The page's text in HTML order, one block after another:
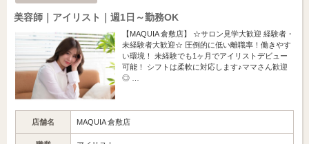
美容師｜アイリスト｜週1日～勤務OK
【MAQUIA 倉敷店】 ☆サロン見学大歓迎 経験者・
未経験者大歓迎☆ 圧倒的に低い離職率！働きやす
い環境！ 未経験でも1ヶ月でアイリストデビュー
可能！ シフトは柔軟に対応します♪ママさん歓迎
◎ …
店舗名 MAQUIA 倉敷店